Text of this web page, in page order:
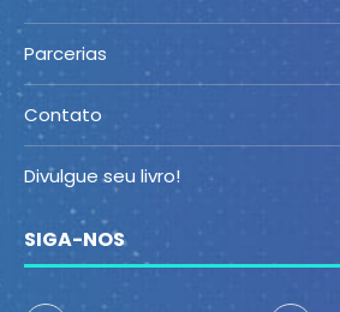
Parcerias
Contato
Divulgue seu livro!
SIGA-NOS